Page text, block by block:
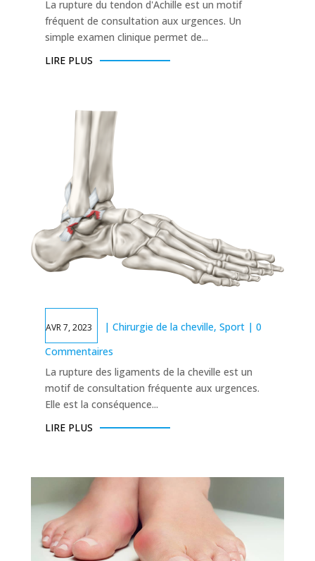
La rupture du tendon d'Achille est un motif
fréquent de consultation aux urgences. Un
simple examen clinique permet de...
LIRE PLUS
AVR 7, 2023 | Chirurgie de la cheville, Sport| 0
Commentaires
La rupture des ligaments de la cheville est un
motif de consultation fréquente aux urgences.
Elle est la conséquence...
LIRE PLUS